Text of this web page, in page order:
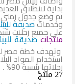
بداية لانطلاق
تم وضع جدول زمني
وخدماتصديقة
على جميع رحلات
منتجاتصديقة
وتهدف خطة مصر
استخدام المواد
رحلاتها بنسبة 90% .
27 منتجً